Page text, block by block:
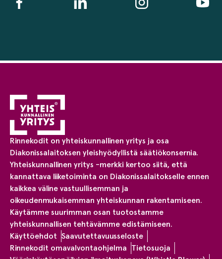
Rinnekodit on yhteiskunnallinen yritys ja osa
Diakonissalaitoksen yleishyödyllistä säätiökonsernia.
Yhteiskunnallinen yritys -merkki kertoo siitä, että
kannattava liiketoiminta on Diakonissalaitokselle ennen
kaikkea väline vastuullisemman ja
oikeudenmukaisemman yhteiskunnan rakentamiseen.
Käytämme suurimman osan tuotostamme
yhteiskunnallisen tehtävämme edistämiseen.
Käyttöehdot Saavutettavuusseloste
Rinnekodit omavalvontaohjelma Tietosuoja